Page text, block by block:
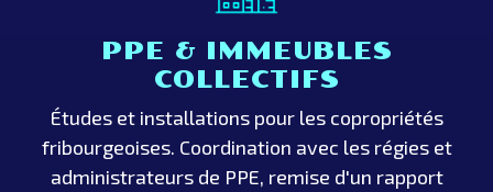
PPE & IMMEUBLES
COLLECTIFS
Études et installations pour les copropriétés
fribourgeoises. Coordination avec les régies et
administrateurs de PPE, remise d'un rapport